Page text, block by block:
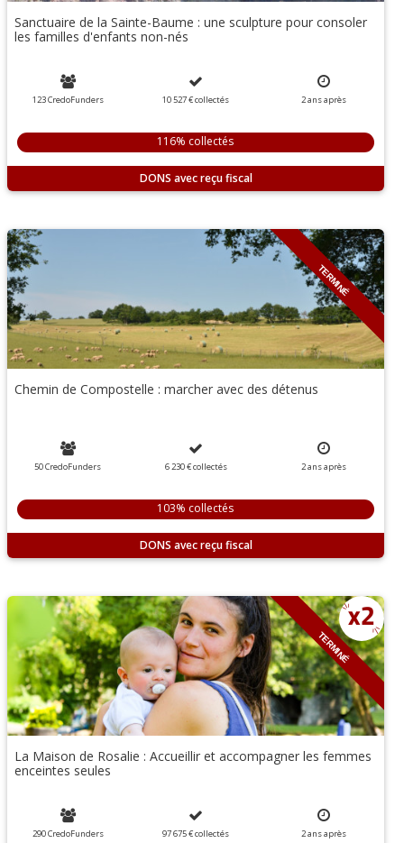
Sanctuaire de la Sainte-Baume : une sculpture pour consoler
les familles d'enfants non-nés
123 CredoFunders 10 527 €collectés 2ansaprès
116% collectés
DONS
TERMINÉ
Chemin de Compostelle : marcher avec des détenus
50 CredoFunders 6 230 €collectés 2ansaprès
103% collectés
DONS
TERMINÉ
La Maison de Rosalie : Accueillir et accompagner les femmes
enceintes seules
290 CredoFunders 97 675 €collectés 2ansaprès